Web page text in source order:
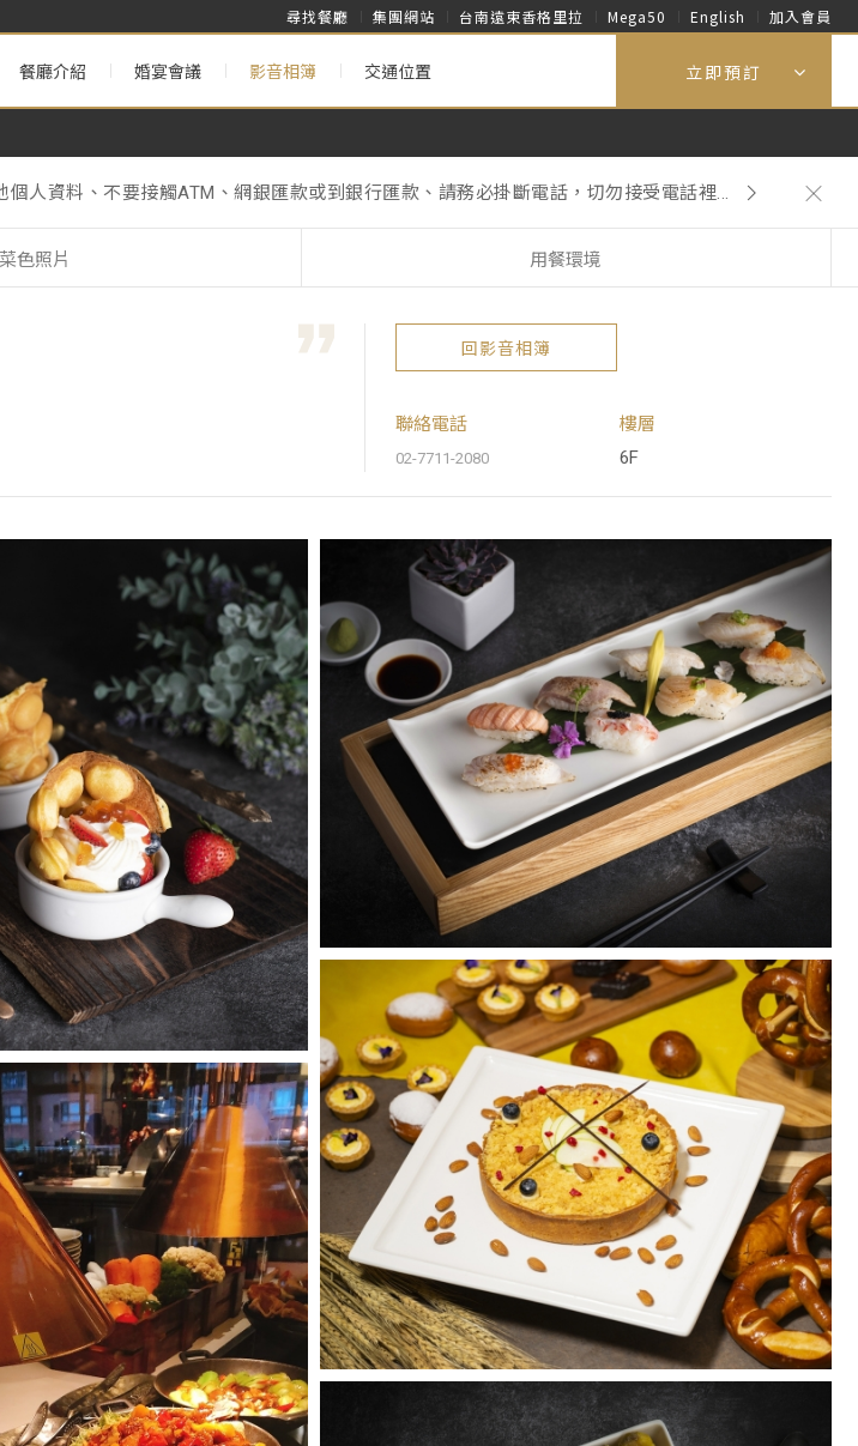
尋找餐廳 集團網站 台南遠東香格里拉 Mega50 English 加入會員
餐廳介紹 婚宴會議 影音相簿 交通位置 立即預訂
Notice】
人資料、不要接觸ATM、網銀匯款或到銀行匯款、請務必掛斷電話，切勿接受電話裡...
Notice】
菜色照片 用餐環境
回影音相簿
聯絡電話
02-7711-2080
樓層
6F